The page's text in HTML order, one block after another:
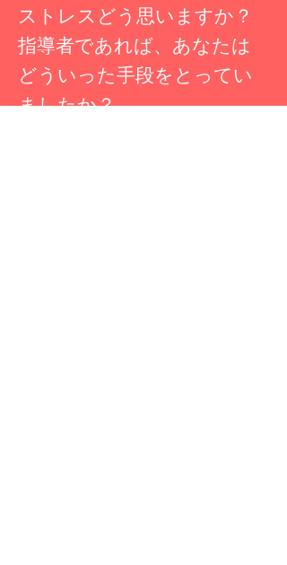
ストレスどう思いますか？
指導者であれば、あなたは
どういった手段をとってい
ましたか？